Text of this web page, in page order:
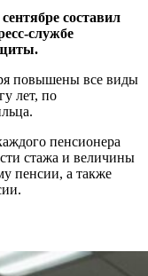
составил
службе
повышены все виды
лет, по
пенсионера
стажа и величины
пенсии, а также